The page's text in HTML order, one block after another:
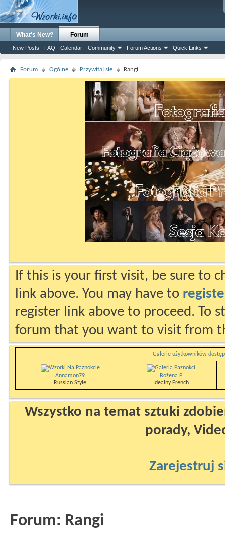
What's New? Forum
New Posts FAQ Calendar Community Forum Actions Quick Links
Forum Ogólne Przywitaj się Rangi
If this is your first visit, be sure to
link above. You may have to
register link above to proceed. To
forum that you want to visit from
Galerie użytkowników
Annamon79
Russian Style
Bożena P
Idealny French
Wszystko na temat sztuki
porady,
Zarejestruj
Forum: Rangi